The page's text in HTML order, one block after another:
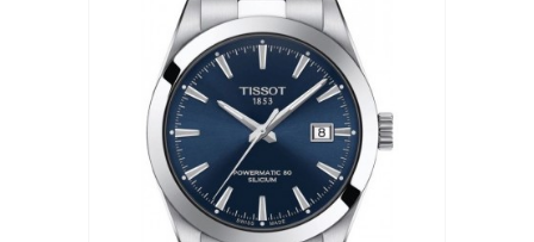
SWISS MADE
PROMOTIONS